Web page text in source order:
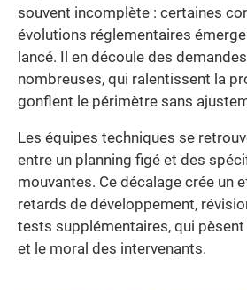
souvent incomplète : certaines
évolutions réglementaires
lancé. Il en découle des
nombreuses, qui ralentissent la
gonflent le périmètre sans
Les équipes techniques se
entre un planning figé et des
mouvantes. Ce décalage crée un
retards de développement,
tests supplémentaires, qui
et le moral des intervenants.